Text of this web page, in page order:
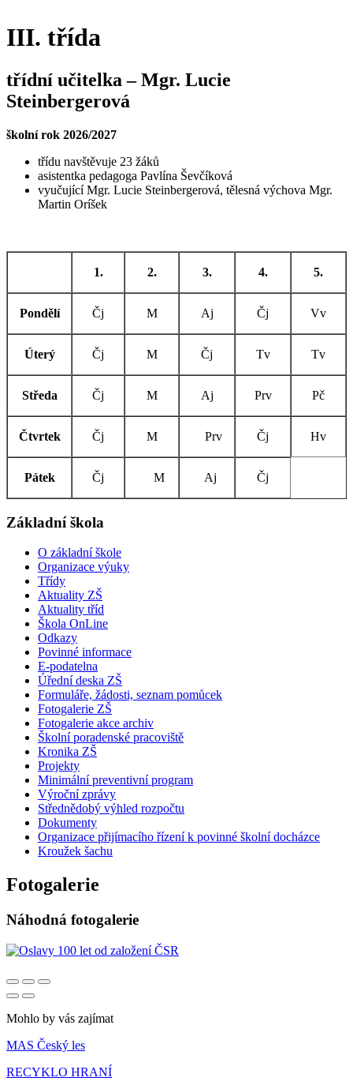
III. třída
třídní učitelka – Mgr. Lucie
Steinbergerová
školní rok 2026/2027
třídu navštěvuje 23 žáků
asistentka pedagoga Pavlína Ševčíková
vyučující Mgr. Lucie Steinbergerová, tělesná výchova Mgr.
Martin Oríšek
1. 2. 3. 4. 5.
Pondělí Čj M Aj Čj Vv
Úterý Čj M Čj Tv Tv
Středa Čj M Aj Prv Pč
Čtvrtek Čj M Prv Čj Hv
Pátek Čj M Aj Čj
Základní škola
O základní škole
Organizace výuky
Třídy
Aktuality ZŠ
Aktuality tříd
Škola OnLine
Odkazy
Povinné informace
E-podatelna
Úřední deska ZŠ
Formuláře, žádosti, seznam pomůcek
Fotogalerie ZŠ
Fotogalerie akce archiv
Školní poradenské pracoviště
Kronika ZŠ
Projekty
Minimální preventivní program
Výroční zprávy
Střednědobý výhled rozpočtu
Dokumenty
Organizace přijímacího řízení k povinné školní docházce
Kroužek šachu
Fotogalerie
Náhodná fotogalerie
Mohlo by vás zajímat
MAS Český les
RECYKLO HRANÍ